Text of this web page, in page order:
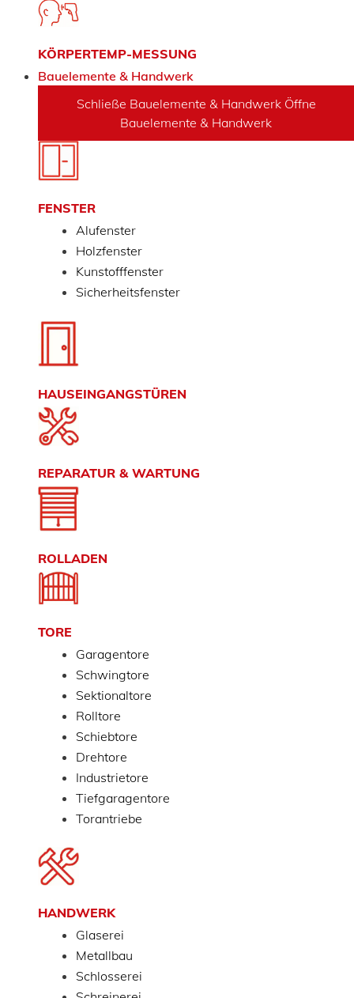
KÖRPERTEMP-MESSUNG
Bauelemente & Handwerk
Schließe Bauelemente & Handwerk Öffne
Bauelemente & Handwerk
FENSTER
Alufenster
Holzfenster
Kunstofffenster
Sicherheitsfenster
HAUSEINGANGSTÜREN
REPARATUR & WARTUNG
ROLLADEN
TORE
Garagentore
Schwingtore
Sektionaltore
Rolltore
Schiebtore
Drehtore
Industrietore
Tiefgaragentore
Torantriebe
HANDWERK
Glaserei
Metallbau
Schlosserei